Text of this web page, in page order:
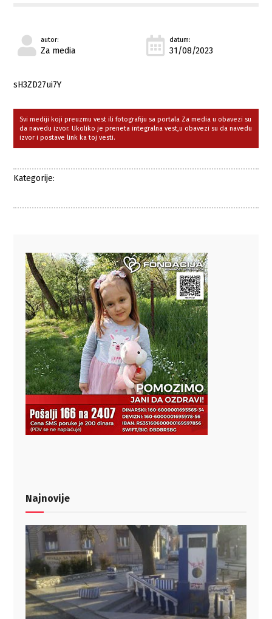
autor:
Za media
datum:
31/08/2023
sH3ZD27ui7Y
Svi mediji koji preuzmu vest ili fotografiju sa portala Za media u obavezi su
da navedu izvor. Ukoliko je preneta integralna vest,u obavezi su da navedu
izvor i postave link ka toj vesti.
Kategorije:
Najnovije